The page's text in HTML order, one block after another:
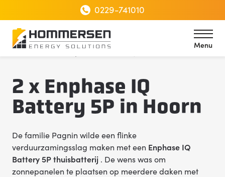
0229-741010
Menu
Home 2 x Enphase IQ Battery 5P in Hoorn
2 x Enphase IQ
Battery 5P in Hoorn
De familie Pagnin wilde een flinke
verduurzamingsslag maken met een Enphase IQ
Battery 5P thuisbatterij . De wens was om
zonnepanelen te plaatsen op meerdere daken met